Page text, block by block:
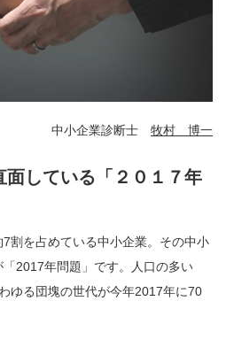
中小企業診断士 牧村 博一
面している「２０１７年
割を占めている中小企業。その中小
2017年問題」です。人口の多い
ゆる団塊の世代が今年2017年に70